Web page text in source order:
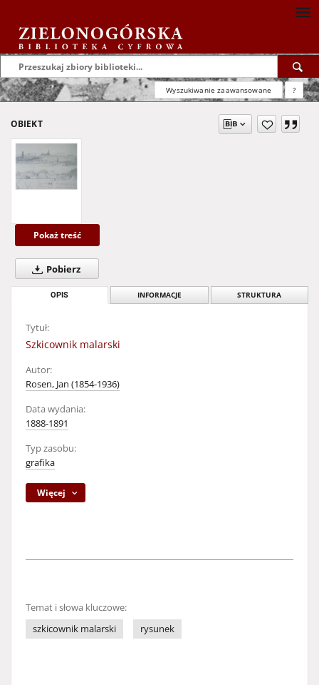
Wyszukiwanie zaawansowane ?
OBIEKT
Pokaż treść
Pobierz
OPIS INFORMACJE STRUKTURA
Tytuł:
Szkicownik malarski
Autor:
Rosen, Jan (1854-1936)
Data wydania:
1888-1891
Typ zasobu:
grafika
Więcej
Temat i słowa kluczowe:
szkicownik malarski
rysunek